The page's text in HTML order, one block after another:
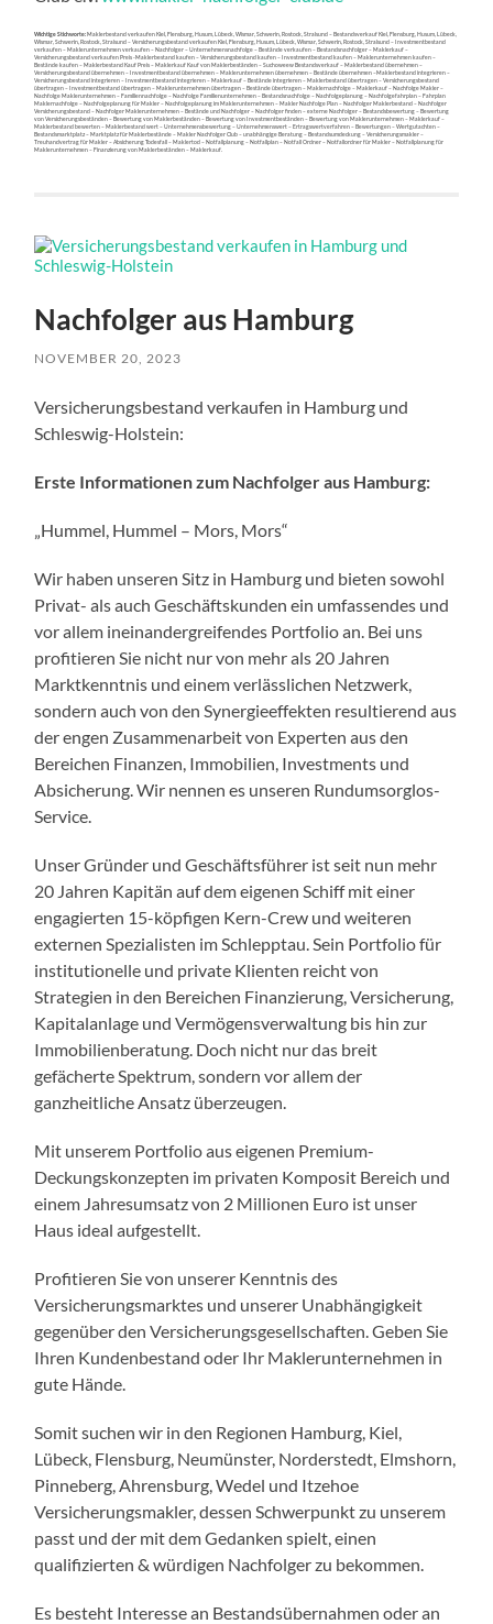
Wichtige Stichworte:Maklerbestand verkaufen Kiel, Flensburg, Husum, Lübeck, Wismar, Schwerin, Rostock, Stralsund – Bestandsverkauf Kiel, Flensburg, Husum, Lübeck,
Wismar, Schwerin, Rostock, Stralsund – Versicherungsbestand verkaufen Kiel, Flensburg, Husum, Lübeck, Wismar, Schwerin, Rostock, Stralsund – Investmentbestand
verkaufen – Maklerunternehmen verkaufen – Nachfolger – Unternehmensnachfolge – Bestände verkaufen – Bestandsnachfolger – Maklerkauf –
Versicherungsbestand verkaufen Preis -Maklerbestand kaufen – Versicherungsbestand kaufen – Investmentbestand kaufen – Maklerunternehmen kaufen –
Bestände kaufen – Maklerbestand Kauf Preis – Maklerkauf Kauf von Maklerbeständen – Suchoweew Bestandsverkauf – Maklerbestand übernehmen –
Versicherungsbestand übernehmen – Investmentbestand übernehmen – Maklerunternehmen übernehmen – Bestände übernehmen –Maklerbestand integrieren –
Versicherungsbestand integrieren – Investmentbestand integrieren – Maklerkauf – Bestände integrieren – Maklerbestand übertragen – Versicherungsbestand
übertragen – Investmentbestand übertragen – Maklerunternehmen übertragen – Bestände übertragen – Maklernachfolge – Maklerkauf – Nachfolge Makler –
Nachfolge Maklerunternehmen – Familiennachfolge – Nachfolge Familienunternehmen – Bestandsnachfolge – Nachfolgeplanung – Nachfolgefahrplan – Fahrplan
Maklernachfolge – Nachfolgeplanung für Makler – Nachfolgeplanung im Maklerunternehmen – Makler Nachfolge Plan – Nachfolger Maklerbestand – Nachfolger
Versicherungsbestand – Nachfolger Maklerunternehmen – Bestände und Nachfolger – Nachfolger finden – externe Nachfolger – Bestandsbewertung – Bewertung
von Versicherungsbeständen – Bewertung von Maklerbeständen – Bewertung von Investmentbeständen – Bewertung von Maklerunternehmen – Maklerkauf –
Maklerbestand bewerten – Maklerbestand wert – Unternehmensbewertung – Unternehmenswert – Ertragswertverfahren – Bewertungen – Wertgutachten –
Bestandsmarktplatz – Marktplatz für Maklerbestände – Makler Nachfolger Club – unabhängige Beratung – Bestandsumdeckung – Versicherungsmakler –
Treuhandvertrag für Makler – Absicherung Todesfall – Maklertod – Notfallplanung – Notfallplan – Notfall Ordner – Notfallordner für Makler – Notfallplanung für
Maklerunternehmen – Finanzierung von Maklerbeständen – Maklerkauf.
Nachfolger aus Hamburg
NOVEMBER 20, 2023
Versicherungsbestand verkaufen in Hamburg und
Schleswig-Holstein:
Erste Informationen zum Nachfolger aus Hamburg:
„Hummel, Hummel – Mors, Mors“
Wir haben unseren Sitz in Hamburg und bieten sowohl
Privat- als auch Geschäftskunden ein umfassendes und
vor allem ineinandergreifendes Portfolio an. Bei uns
profitieren Sie nicht nur von mehr als 20 Jahren
Marktkenntnis und einem verlässlichen Netzwerk,
sondern auch von den Synergieeffekten resultierend aus
der engen Zusammenarbeit von Experten aus den
Bereichen Finanzen, Immobilien, Investments und
Absicherung. Wir nennen es unseren Rundumsorglos-
Service.
Unser Gründer und Geschäftsführer ist seit nun mehr
20 Jahren Kapitän auf dem eigenen Schiff mit einer
engagierten 15-köpfigen Kern-Crew und weiteren
externen Spezialisten im Schlepptau. Sein Portfolio für
institutionelle und private Klienten reicht von
Strategien in den Bereichen Finanzierung, Versicherung,
Kapitalanlage und Vermögensverwaltung bis hin zur
Immobilienberatung. Doch nicht nur das breit
gefächerte Spektrum, sondern vor allem der
ganzheitliche Ansatz überzeugen.
Mit unserem Portfolio aus eigenen Premium-
Deckungskonzepten im privaten Komposit Bereich und
einem Jahresumsatz von 2 Millionen Euro ist unser
Haus ideal aufgestellt.
Profitieren Sie von unserer Kenntnis des
Versicherungsmarktes und unserer Unabhängigkeit
gegenüber den Versicherungsgesellschaften. Geben Sie
Ihren Kundenbestand oder Ihr Maklerunternehmen in
gute Hände.
Somit suchen wir in den Regionen Hamburg, Kiel,
Lübeck, Flensburg, Neumünster, Norderstedt, Elmshorn,
Pinneberg, Ahrensburg, Wedel und Itzehoe
Versicherungsmakler, dessen Schwerpunkt zu unserem
passt und der mit dem Gedanken spielt, einen
qualifizierten & würdigen Nachfolger zu bekommen.
Es besteht Interesse an Bestandsübernahmen oder an